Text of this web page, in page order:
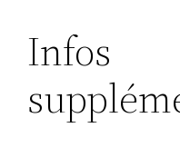
Infos